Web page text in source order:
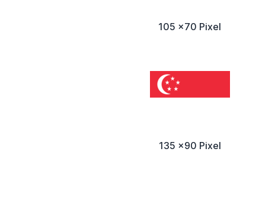
105 x70 Pixel
135 x90 Pixel